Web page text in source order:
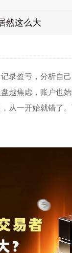
然这么大
录盈亏，分析自
越焦虑，账户也始
从一开始就错了